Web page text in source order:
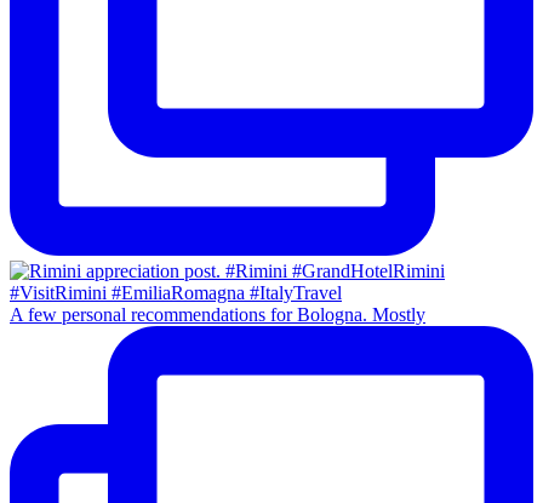
A few personal recommendations for Bologna. Mostly